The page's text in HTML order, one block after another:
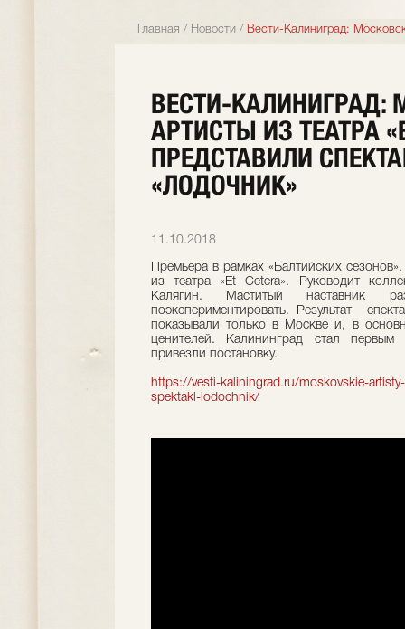
Главная / Новости / Вести-Калиниград:
ВЕСТИ-КАЛИНИГРАД:
АРТИСТЫ ИЗ ТЕАТРА
ПРЕДСТАВИЛИ
«ЛОДОЧНИК»
11.10.2018
Премьера в рамках «Балтийских
из театра «Et Cetera». Руководит
Калягин. Маститый наставник
поэкспериментировать. Результат
показывали только в Москве и, в
ценителей. Калининград стал
привезли постановку.
https://vesti-kaliningrad.ru/moskovskie-
spektakl-lodochnik/